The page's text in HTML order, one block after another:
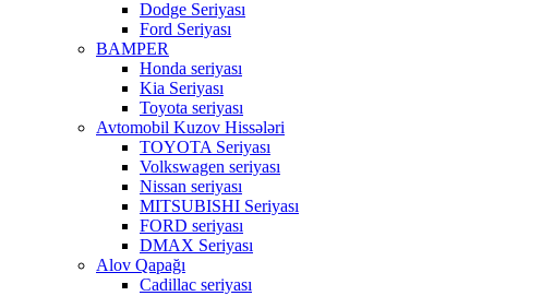
Dodge Seriyası
Ford Seriyası
BAMPER
Honda seriyası
Kia Seriyası
Toyota seriyası
Avtomobil Kuzov Hissələri
TOYOTA Seriyası
Volkswagen seriyası
Nissan seriyası
MITSUBISHI Seriyası
FORD seriyası
DMAX Seriyası
Alov Qapağı
Cadillac seriyası